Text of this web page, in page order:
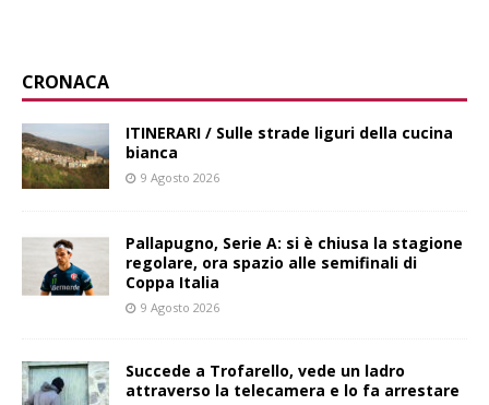
CRONACA
ITINERARI / Sulle strade liguri della cucina
bianca
9 Agosto 2026
Pallapugno, Serie A: si è chiusa la stagione
regolare, ora spazio alle semifinali di
Coppa Italia
9 Agosto 2026
Succede a Trofarello, vede un ladro
attraverso la telecamera e lo fa arrestare